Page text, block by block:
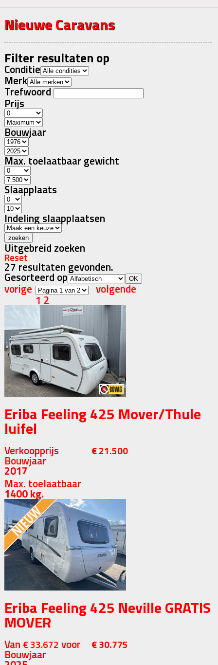
VACATURES
ONDERHOUDSAFSPRAAK
OFFERTE
Nieuwe Caravans
Filter resultaten op
Conditie
Merk
Trefwoord
Prijs
Bouwjaar
Max. toelaatbaar gewicht
Slaapplaats
Indeling slaapplaatsen
Uitgebreid zoeken
Reset
27 resultaten gevonden.
Gesorteerd op
vorige
12
volgende
Eriba Feeling 425 Mover/Thule
luifel
Verkoopprijs € 21.500
Bouwjaar
2017
Max. toelaatbaar
1400 kg.
Eriba Feeling 425 Neville GRATIS
MOVER
Van € 33.672 voor € 30.775
Bouwjaar